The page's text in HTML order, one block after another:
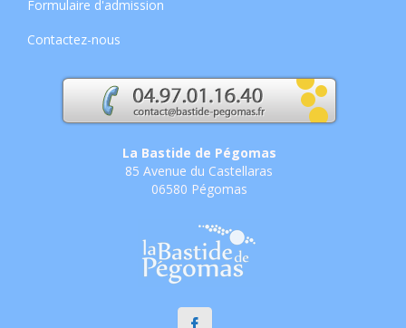
Formulaire d'admission
Contactez-nous
La Bastide de Pégomas
85 Avenue du Castellaras
06580 Pégomas